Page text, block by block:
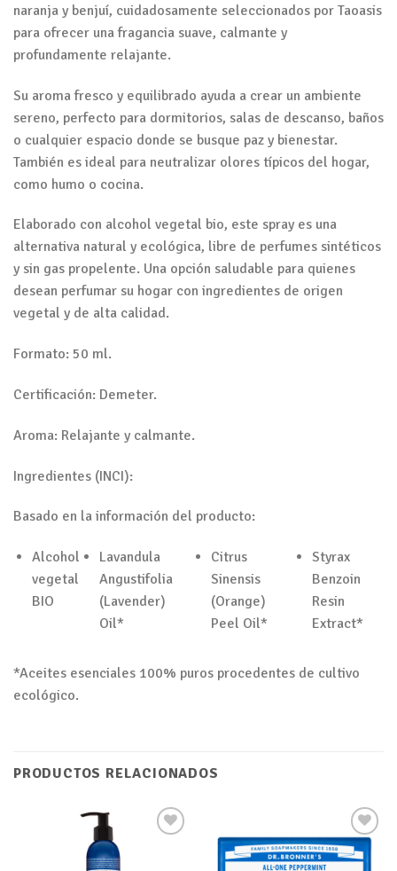
naranja y benjuí, cuidadosamente seleccionados por Taoasis
para ofrecer una fragancia suave, calmante y
profundamente relajante.
Su aroma fresco y equilibrado ayuda a crear un ambiente
sereno, perfecto para dormitorios, salas de descanso, baños
o cualquier espacio donde se busque paz y bienestar.
También es ideal para neutralizar olores típicos del hogar,
como humo o cocina.
Elaborado con alcohol vegetal bio, este spray es una
alternativa natural y ecológica, libre de perfumes sintéticos
y sin gas propelente. Una opción saludable para quienes
desean perfumar su hogar con ingredientes de origen
vegetal y de alta calidad.
Formato: 50 ml.
Certificación: Demeter.
Aroma: Relajante y calmante.
Ingredientes (INCI):
Basado en la información del producto:
Alcohol
vegetal
BIO
Lavandula
Angustifolia
(Lavender)
Oil*
Citrus
Sinensis
(Orange)
Peel Oil*
Styrax
Benzoin
Resin
Extract*
*Aceites esenciales 100% puros procedentes de cultivo
ecológico.
PRODUCTOS RELACIONADOS